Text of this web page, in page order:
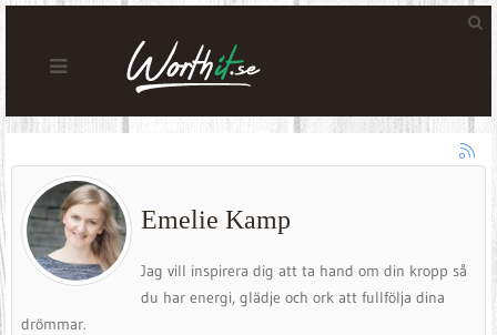
Emelie Kamp
Jag vill inspirera dig att ta hand om din kropp så
du har energi, glädje och ork att fullfölja dina
drömmar.